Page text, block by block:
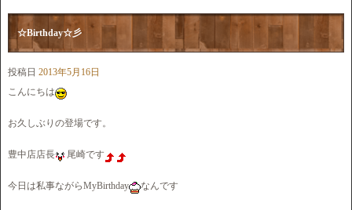
☆Birthday☆彡
投稿日 2013年5月16日
こんにちは
お久しぶりの登場です。
豊中店店長 尾崎です
今日は私事ながらMyBirthday なんです